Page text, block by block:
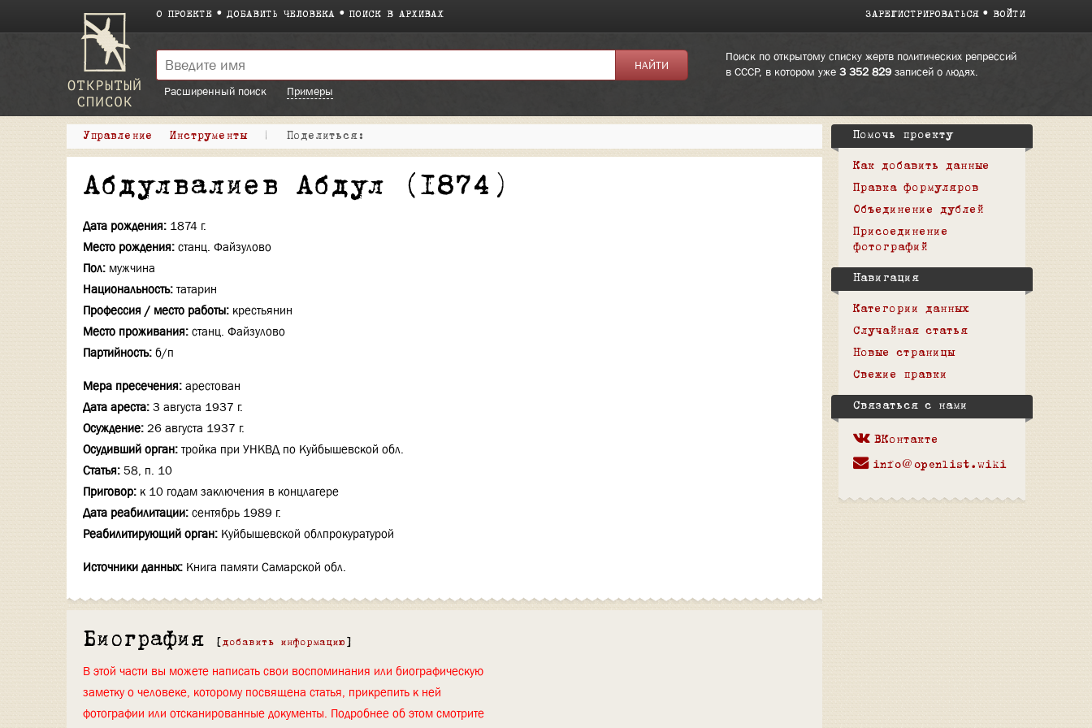
О ПРОЕКТЕ ДОБАВИТЬ ЧЕЛОВЕКА ПОИСК В АРХИВАХ ЗАРЕГИСТРИРОВАТЬСЯ ВОЙТИ
Поиск по открытому списку жертв политических репрессий
в СССР, в котором уже 3 352 829записей о людях.
Расширенный поиск
Примеры
Управление Инструменты | Поделиться:
Абдулвалиев Абдул (1874)
Дата рождения: 1874 г.
Место рождения: станц. Файзулово
Пол: мужчина
Национальность: татарин
Профессия / место работы: крестьянин
Место проживания: станц. Файзулово
Партийность: б/п
Мера пресечения: арестован
Дата ареста: 3 августа 1937 г.
Осуждение: 26 августа 1937 г.
Осудивший орган: тройка при УНКВД по Куйбышевской обл.
Статья: 58, п. 10
Приговор: к 10 годам заключения в концлагере
Дата реабилитации: сентябрь 1989 г.
Реабилитирующий орган: Куйбышевской облпрокуратурой
Источники данных: Книга памяти Самарской обл.
Биография [ добавить информацию ]
В этой части вы можете написать свои воспоминания или биографическую
заметку о человеке, которому посвящена статья, прикрепить к ней
фотографии или отсканированные документы. Подробнее об этом смотрите
Помочь проекту
Как добавить данные
Правка формуляров
Объединение дублей
Присоединение
фотографий
Навигация
Категории данных
Случайная статья
Новые страницы
Свежие правки
Связаться с нами
ВКонтакте
info@openlist.wiki